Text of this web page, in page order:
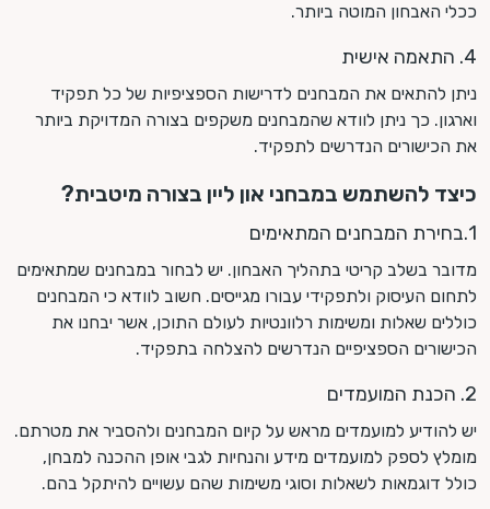
ככלי האבחון המוטה ביותר.
4. התאמה אישית
ניתן להתאים את המבחנים לדרישות הספציפיות של כל תפקיד
וארגון. כך ניתן לוודא שהמבחנים משקפים בצורה המדויקת ביותר
את הכישורים הנדרשים לתפקיד.
כיצד להשתמש במבחני און ליין בצורה מיטבית?
1.בחירת המבחנים המתאימים
מדובר בשלב קריטי בתהליך האבחון. יש לבחור במבחנים שמתאימים
לתחום העיסוק ולתפקידי עבורו מגייסים. חשוב לוודא כי המבחנים
כוללים שאלות ומשימות רלוונטיות לעולם התוכן, אשר יבחנו את
הכישורים הספציפיים הנדרשים להצלחה בתפקיד.
2. הכנת המועמדים
יש להודיע למועמדים מראש על קיום המבחנים ולהסביר את מטרתם.
מומלץ לספק למועמדים מידע והנחיות לגבי אופן ההכנה למבחן,
כולל דוגמאות לשאלות וסוגי משימות שהם עשויים להיתקל בהם.